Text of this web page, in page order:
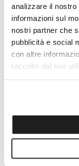
analizzare il
informazioni sul
nostri partner che
pubblicità e social
con altre
raccolto dal suo
FARRO INTEGRALE
Venduto da: Lievito